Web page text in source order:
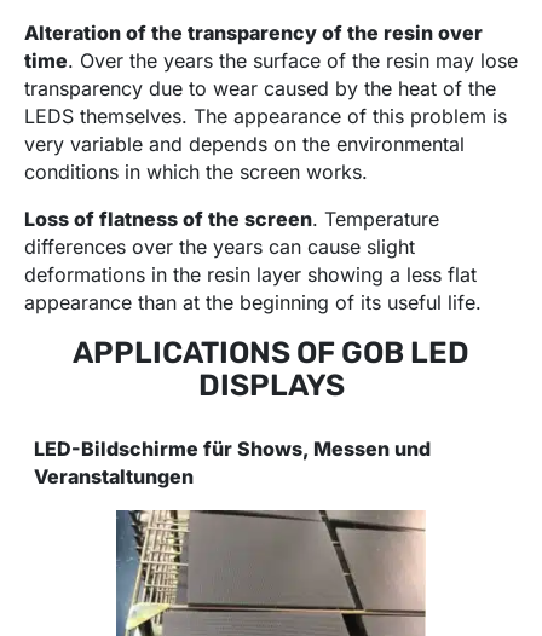
Alteration of the transparency of the resin over
time. Over the years the surface of the resin may lose
transparency due to wear caused by the heat of the
LEDS themselves. The appearance of this problem is
very variable and depends on the environmental
conditions in which the screen works.
Loss of flatness of the screen. Temperature
differences over the years can cause slight
deformations in the resin layer showing a less flat
appearance than at the beginning of its useful life.
APPLICATIONS OF GOB LED
DISPLAYS
LED-Bildschirme für Shows, Messen und
Veranstaltungen